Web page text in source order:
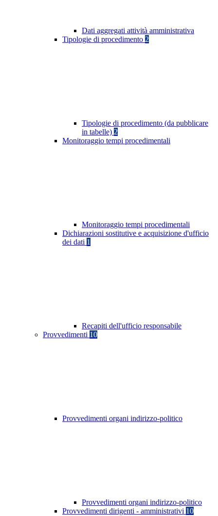
Dati aggregati attività amministrativa
Tipologie di procedimento 2
Tipologie di procedimento (da pubblicare
in tabelle) 2
Monitoraggio tempi procedimentali
Monitoraggio tempi procedimentali
Dichiarazioni sostitutive e acquisizione d'ufficio
dei dati 1
Recapiti dell'ufficio responsabile
Provvedimenti 10
Provvedimenti organi indirizzo-politico
Provvedimenti organi indirizzo-politico
Provvedimenti dirigenti - amministrativi 10